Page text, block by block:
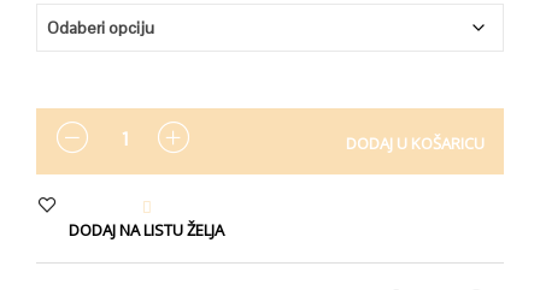
KOLIČINA DODAJ U KOŠARICU
DODAJ NA LISTU ŽELJA